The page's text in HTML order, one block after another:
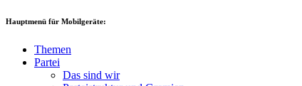
Hauptmenü für Mobilgeräte:
Themen
Partei
Das sind wir